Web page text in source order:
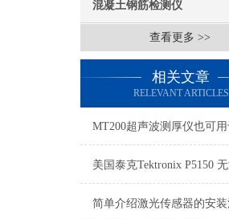
混凝土钢筋检测仪
查看更多 >>
相关文章
RELEVANT ARTICLES